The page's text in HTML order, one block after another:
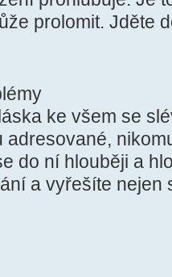
prolomit. Jděte
ke všem se
adresované,
do ní hlouběji a
a vyřešíte nejen